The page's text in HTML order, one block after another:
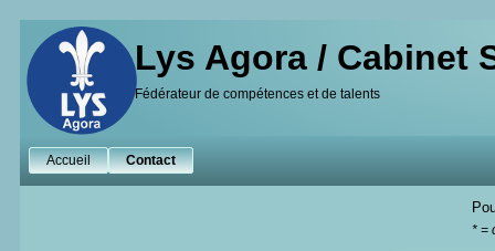
Lys Agora / Cabinet
Fédérateur de compétences et de talents
Accueil Contact
* =